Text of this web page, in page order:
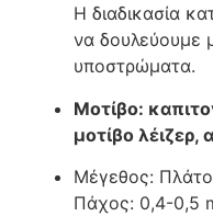
Η διαδικασία
να δουλεύουμε
υποστρώματα.
Μοτίβο:
μοτίβο λέιζερ,
Μέγεθος:
Πάχος: 0,4-0,5